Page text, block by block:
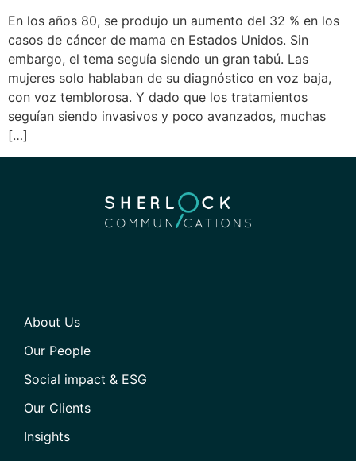
En los años 80, se produjo un aumento del 32 % en los
casos de cáncer de mama en Estados Unidos. Sin
embargo, el tema seguía siendo un gran tabú. Las
mujeres solo hablaban de su diagnóstico en voz baja,
con voz temblorosa. Y dado que los tratamientos
seguían siendo invasivos y poco avanzados, muchas
[…]
About Us
Our People
Social impact & ESG
Our Clients
Insights